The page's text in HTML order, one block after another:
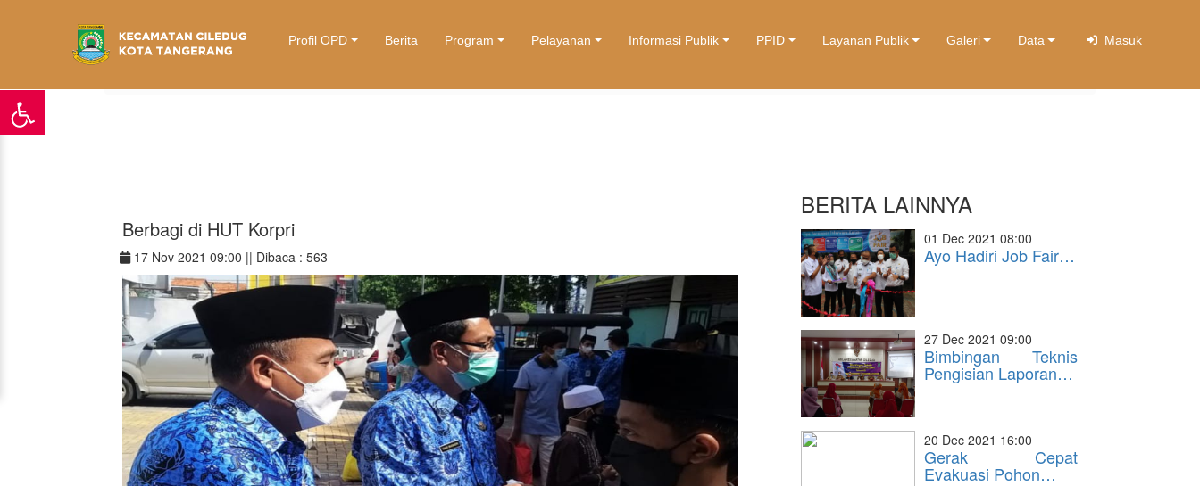
Profil OPD Berita Program Pelayanan Informasi Publik PPID Layanan Publik Galeri Data Masuk
Berbagi di HUT Korpri
17 Nov 2021 09:00 || Dibaca : 563
BERITA LAINNYA
01 Dec 2021 08:00
Ayo Hadiri Job Fair…
27 Dec 2021 09:00
Bimbingan Teknis
Pengisian Laporan…
20 Dec 2021 16:00
Gerak Cepat
Evakuasi Pohon…